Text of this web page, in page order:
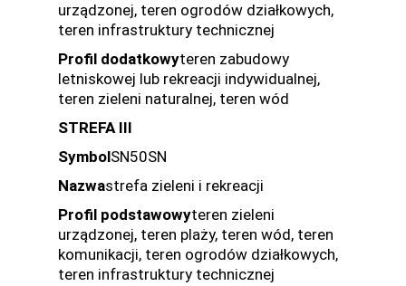
urządzonej, teren ogrodów działkowych,
teren infrastruktury technicznej
Profil dodatkowyteren zabudowy
letniskowej lub rekreacji indywidualnej,
teren zieleni naturalnej, teren wód
STREFA III
SymbolSN50SN
Nazwastrefa zieleni i rekreacji
Profil podstawowyteren zieleni
urządzonej, teren plaży, teren wód, teren
komunikacji, teren ogrodów działkowych,
teren infrastruktury technicznej